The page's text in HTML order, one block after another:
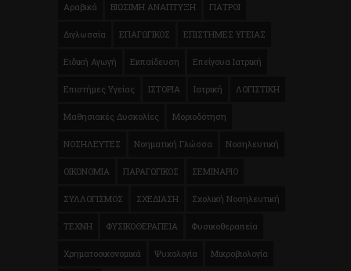
Αραβικά ΒΙΩΣΙΜΗ ΑΝΑΠΤΥΞΗ ΓΙΑΤΡΟΙ
Διγλωσσία ΕΠΑΓΩΓΙΚΟΣ ΕΠΙΣΤΗΜΕΣ ΥΓΕΙΑΣ
Ειδική Αγωγή Εκπαίδευση Επείγουα Ιατρική
Επιστήμες Υγείας ΙΣΤΟΡΙΑ Ιατρική ΛΟΓΙΣΤΙΚΗ
Μαθησιακές Δυσκολίες Μοριοδότηση
ΝΟΣΗΛΕΥΤΕΣ Νοηματική Γλώσσα Νοσηλευτική
ΟΙΚΟΝΟΜΙΑ ΠΑΡΑΓΩΓΙΚΟΣ ΣΕΜΙΝΑΡΙΟ
ΣΥΛΛΟΓΙΣΜΟΣ ΣΧΕΔΙΑΣΗ Σχολική Νοσηλευτική
ΤΕΧΝΗ ΦΥΣΙΚΟΘΕΡΑΠΕΙΑ Φυσικοθεραπεία
Χρηματοοικονομικά Ψυχολογία Μικροβιολογία